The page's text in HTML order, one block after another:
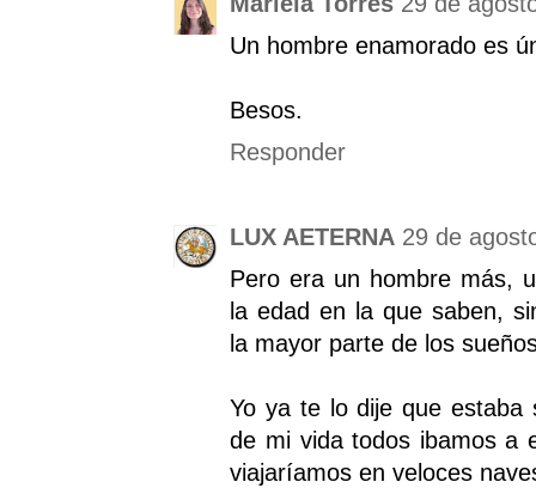
Un hombre enamorado es
Besos.
Responder
LUX AETERNA 29 de
Pero era un hombre más,
la edad en la que saben,
la mayor parte de los
Yo ya te lo dije que estaba
de mi vida todos ibamos a
viajaríamos en veloces